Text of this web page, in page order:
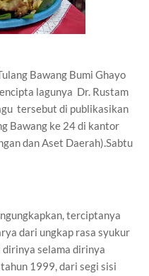
Bawang Bumi Ghayo
lagunya Dr. Rustam
tersebut di publikasikan
Bawang ke 24 di kantor
dan Aset Daerah).Sabtu
terciptanya
dari ungkap rasa syukur
selama dirinya
1999, dari segi sisi